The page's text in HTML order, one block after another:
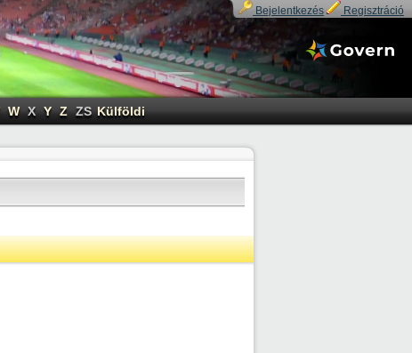
Bejelentkezés Regisztráció
W X Y Z ZS Külföldi